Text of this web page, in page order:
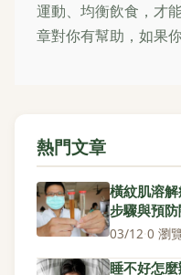
運動、均衡飲食，才
章對你有幫助，如果
熱門文章
橫紋肌溶
步驟與預
03/12·0 瀏
睡不好怎